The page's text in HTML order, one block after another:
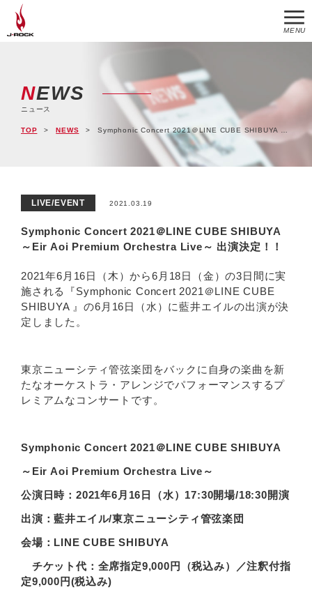
MENU
NEWS
ニュース
TOP NEWS Symphonic Concert 2021＠LINE CUBE SHIBUYA ～Eir Aoi Premium Orchestra Live～ 出演決定！！
LIVE/EVENT 2021.03.19
Symphonic Concert 2021＠LINE CUBE SHIBUYA
～Eir Aoi Premium Orchestra Live～ 出演決定！！
2021年6月16日（木）から6月18日（金）の3日間に実
施される『Symphonic Concert 2021＠LINE CUBE
SHIBUYA 』の6月16日（水）に藍井エイルの出演が決
定しました。
東京ニューシティ管弦楽団をバックに自身の楽曲を新
たなオーケストラ・アレンジでパフォーマンスするプ
レミアムなコンサートです。
Symphonic Concert 2021＠LINE CUBE SHIBUYA
～Eir Aoi Premium Orchestra Live～
公演日時：2021年6月16日（水）17:30開場/18:30開演
出演：藍井エイル/東京ニューシティ管弦楽団
会場：LINE CUBE SHIBUYA
チケット代：全席指定9,000円（税込み）／注釈付指
定9,000円(税込み)